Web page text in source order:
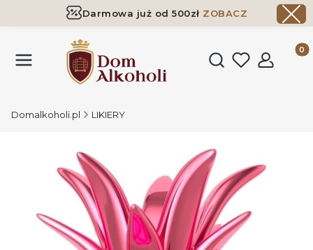
Darmowa już od 500zł ZOBACZ
Otwórz
Domalkoholi.pl LIKIERY